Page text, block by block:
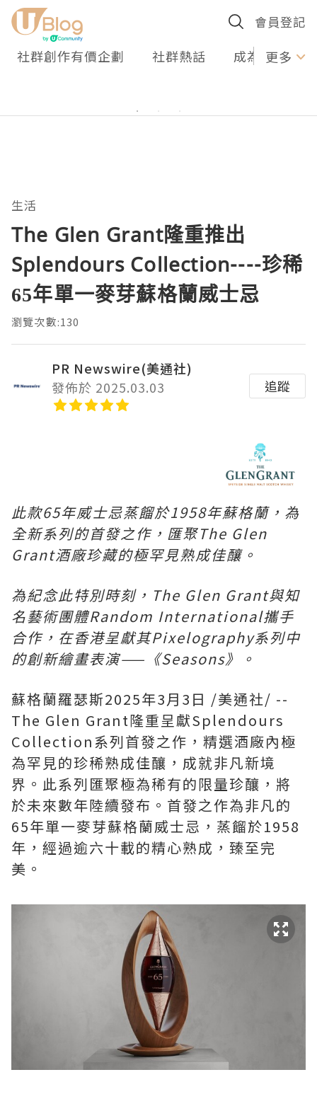
會員登記
社群創作有價企劃 社群熱話 成為U更多
生活
The Glen Grant隆重推出
Splendours Collection----珍稀
65年單一麥芽蘇格蘭威士忌
瀏覽次數:130
PR Newswire(美通社)
發佈於 2025.03.03
追蹤
此款65年威士忌蒸餾於1958年蘇格蘭，為
全新系列的首發之作，匯聚The Glen
Grant酒廠珍藏的極罕見熟成佳釀。
為紀念此特別時刻，The Glen Grant與知
名藝術團體Random International攜手
合作，在香港呈獻其Pixelography系列中
的創新繪畫表演——《Seasons》。
蘇格蘭羅瑟斯2025年3月3日 /美通社/ --
The Glen Grant隆重呈獻Splendours
Collection系列首發之作，精選酒廠內極
為罕見的珍稀熟成佳釀，成就非凡新境
界。此系列匯聚極為稀有的限量珍釀，將
於未來數年陸續發布。首發之作為非凡的
65年單一麥芽蘇格蘭威士忌，蒸餾於1958
年，經過逾六十載的精心熟成，臻至完
美。